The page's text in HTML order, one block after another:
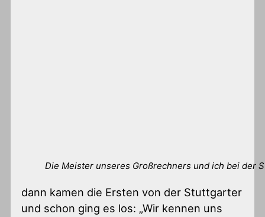
Die Meister unseres Großrechners und ich bei der
dann kamen die Ersten von der Stuttgarter
und schon ging es los: „Wir kennen uns